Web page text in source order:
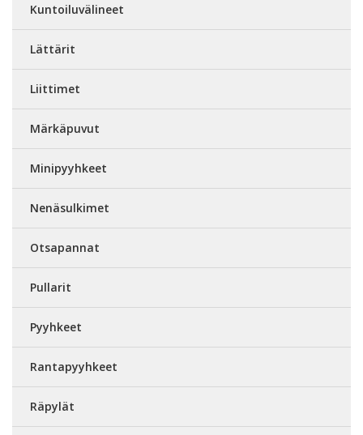
Kuntoiluvälineet
Lättärit
Liittimet
Märkäpuvut
Minipyyhkeet
Nenäsulkimet
Otsapannat
Pullarit
Pyyhkeet
Rantapyyhkeet
Räpylät